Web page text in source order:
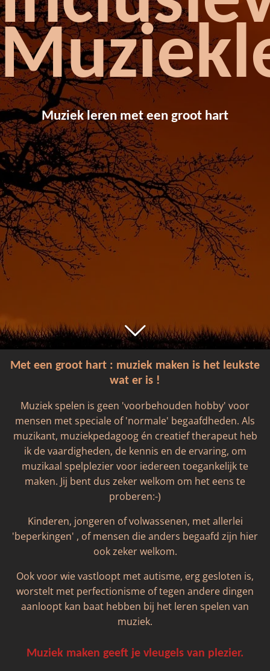
Muziek leren met een groot hart
Met een groot hart : muziek maken is het leukste
wat er is !
Muziek spelen is geen 'voorbehouden hobby' voor
mensen met speciale of 'normale' begaafdheden. Als
muzikant, muziekpedagoog én creatief therapeut heb
ik de vaardigheden, de kennis en de ervaring, om
muzikaal spelplezier voor iedereen toegankelijk te
maken. Jij bent dus zeker welkom om het eens te
proberen:-)
Kinderen, jongeren of volwassenen, met allerlei
'beperkingen' , of mensen die anders begaafd zijn hier
ook zeker welkom.
Ook voor wie vastloopt met autisme, erg gesloten is,
worstelt met perfectionisme of tegen andere dingen
aanloopt kan baat hebben bij het leren spelen van
muziek.
Muziek maken geeft je vleugels van plezier.